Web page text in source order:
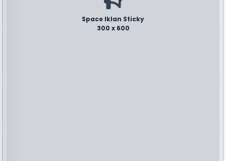
Space Iklan Sticky
300 x 600